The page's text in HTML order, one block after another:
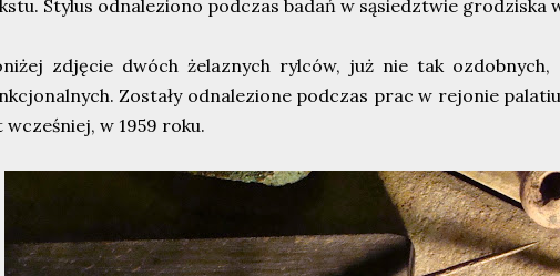
Stylus odnaleziono podczas badań w sąsiedztwie grodziska
zdjęcie dwóch żelaznych rylców, już nie tak
Zostały odnalezione podczas prac w rejonie
wcześniej, w 1959 roku.